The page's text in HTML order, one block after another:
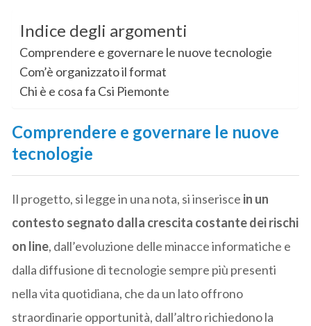
Indice degli argomenti
Comprendere e governare le nuove tecnologie
Com’è organizzato il format
Chi è e cosa fa Csi Piemonte
Comprendere e governare le nuove
tecnologie
Il progetto, si legge in una nota, si inserisce in un
contesto segnato dalla crescita costante dei rischi
on line, dall’evoluzione delle minacce informatiche e
dalla diffusione di tecnologie sempre più presenti
nella vita quotidiana, che da un lato offrono
straordinarie opportunità, dall’altro richiedono la